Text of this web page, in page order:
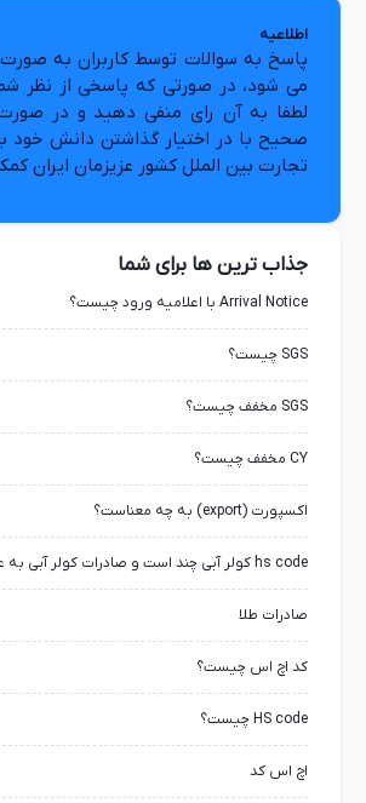
اطلاعیه
پاسخ به سوالات توسط کاربران به صورت
می شود، در صورتی که پاسخی از نظر
لطفا به آن رای منفی دهید و در
صحیح با در اختیار گذاشتن دانش خود
تجارت بین الملل کشور عزیزمان ایران
جذاب ترین ها برای شما
Arrival Notice با اعلامیه ورود چیست؟
SGS چیست؟
SGS مخفف چیست؟
CY مخفف چیست؟
اکسپورت (export) به چه معناست؟
صادرات طلا
کد اچ اس چیست؟
HS code چیست؟
اچ اس کد